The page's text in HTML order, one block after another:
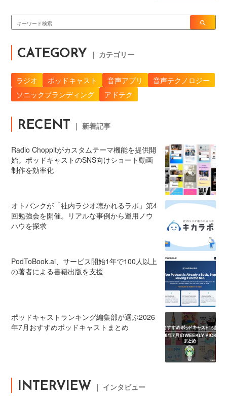
CATEGORY ｜ カテゴリー
ラジオ ポッドキャスト 音声アプリ
音声テクノロジー
ソニックブランディング
アドテク
RECENT ｜ 新着記事
Radio Choppitがカスタムテーマ機能を提供開
始。ポッドキャストのSNS向けショート動画
制作を効率化
オトバンクが「社内ラジオ聴かれるラボ」第4
回勉強会を開催。リアルな事例から運用ノウ
ハウを探求
PodToBook.ai、サービス開始1年で100人以上
の著者による書籍出版を支援
ポッドキャストランキング編集部が選ぶ2026
年7月おすすめポッドキャストまとめ
INTERVIEW ｜ インタビュー